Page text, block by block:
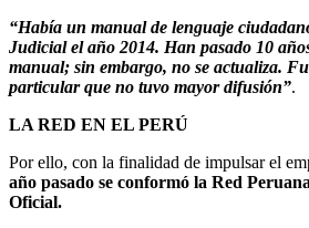
“Había un manual de lenguaje
Judicial el año 2014. Han pasado 10
manual; sin embargo, no se actualiza.
particular que no tuvo mayor difusión”.
LA RED EN EL PERÚ
Por ello, con la finalidad de impulsar el
año pasado se conformó la Red
Oficial.